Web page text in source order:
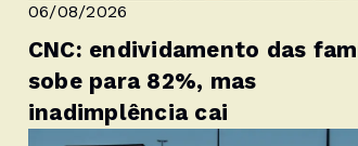
06/08/2026
CNC: endividamento das
sobe para 82%, mas
inadimplência cai